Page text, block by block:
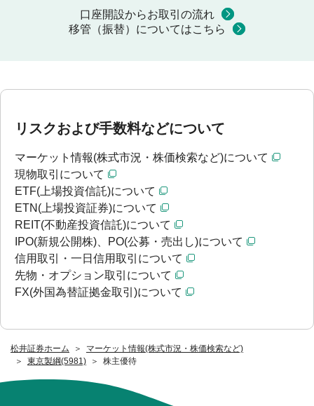
松井証券ホーム
マーケット情報(株式市況・株価検索など)
東京製綱(5981)
株主優待
口座開設からお取引の流れ
移管（振替）についてはこちら
リスクおよび手数料などについて
マーケット情報(株式市況・株価検索など)について
現物取引について
ETF(上場投資信託)について
ETN(上場投資証券)について
REIT(不動産投資信託)について
IPO(新規公開株)、PO(公募・売出し)について
信用取引・一日信用取引について
先物・オプション取引について
FX(外国為替証拠金取引)について